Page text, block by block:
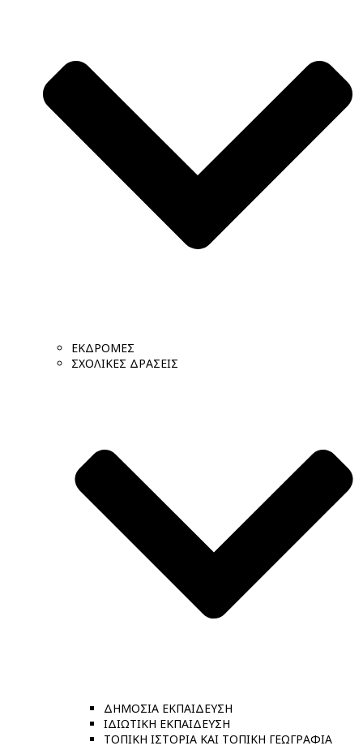
ΕΚΔΡΟΜΕΣ
ΣΧΟΛΙΚΕΣ ΔΡΑΣΕΙΣ
ΔΗΜΟΣΙΑ ΕΚΠΑΙΔΕΥΣΗ
ΙΔΙΩΤΙΚΗ ΕΚΠΑΙΔΕΥΣΗ
ΤΟΠΙΚΗ ΙΣΤΟΡΙΑ ΚΑΙ ΤΟΠΙΚΗ ΓΕΩΓΡΑΦΙΑ